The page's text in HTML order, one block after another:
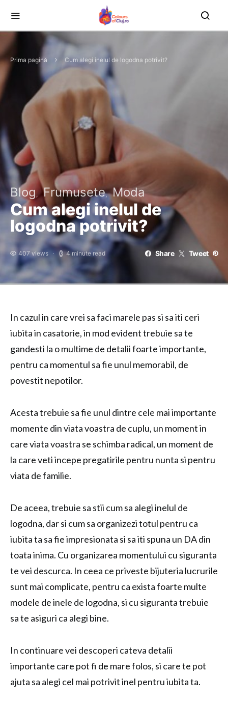
Prima pagină Cum alegi inelul de logodna potrivit?
Blog Frumusete Moda
Cum alegi inelul de
logodna potrivit?
407 views 4 minute read Share Tweet
In cazul in care vrei sa faci marele pas si sa iti ceri
iubita in casatorie, in mod evident trebuie sa te
gandesti la o multime de detalii foarte importante,
pentru ca momentul sa fie unul memorabil, de
povestit nepotilor.
Acesta trebuie sa fie unul dintre cele mai importante
momente din viata voastra de cuplu, un moment in
care viata voastra se schimba radical, un moment de
la care veti incepe pregatirile pentru nunta si pentru
viata de familie.
De aceea, trebuie sa stii cum sa alegi inelul de
logodna, dar si cum sa organizezi totul pentru ca
iubita ta sa fie impresionata si sa iti spuna un DA din
toata inima. Cu organizarea momentului cu siguranta
te vei descurca. In ceea ce priveste bijuteria lucrurile
sunt mai complicate, pentru ca exista foarte multe
modele de inele de logodna, si cu siguranta trebuie
sa te asiguri ca alegi bine.
In continuare vei descoperi cateva detalii
importante care pot fi de mare folos, si care te pot
ajuta sa alegi cel mai potrivit inel pentru iubita ta.